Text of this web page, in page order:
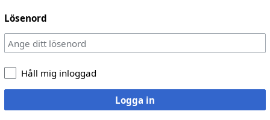
Lösenord
Håll mig inloggad
Logga in